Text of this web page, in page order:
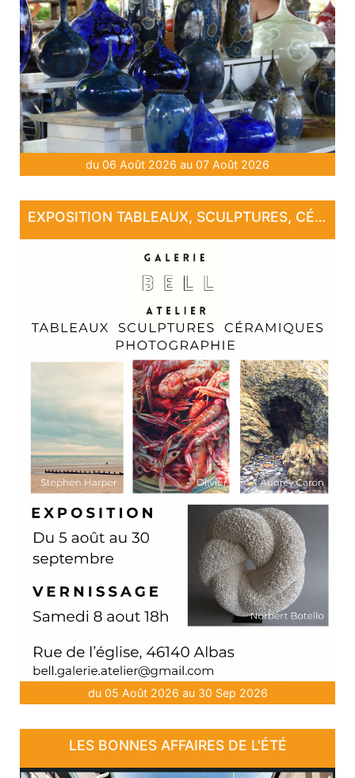
du 06 Août 2026 au 07 Août 2026
EXPOSITION TABLEAUX, SCULPTURES, CÉRAMIQUE, PHOTOGRAPHIE
du 05 Août 2026 au 30 Sep 2026
LES BONNES AFFAIRES DE L'ÉTÉ